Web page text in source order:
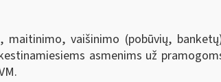
vaišinimo (pobūvių,
asmenims už